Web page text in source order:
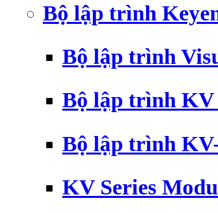
Bộ lập trình
Bộ lập trình
Bộ lập trình
Bộ lập trình
KV Series